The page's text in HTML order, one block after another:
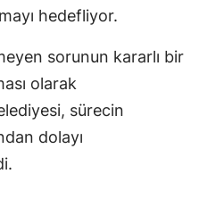
hedefliyor.
sorunun kararlı bir
olarak
sürecin
dolayı